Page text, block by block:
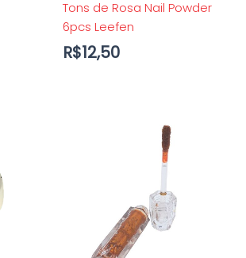
Tons de Rosa Nail Powder
6pcs Leefen
R$12,50